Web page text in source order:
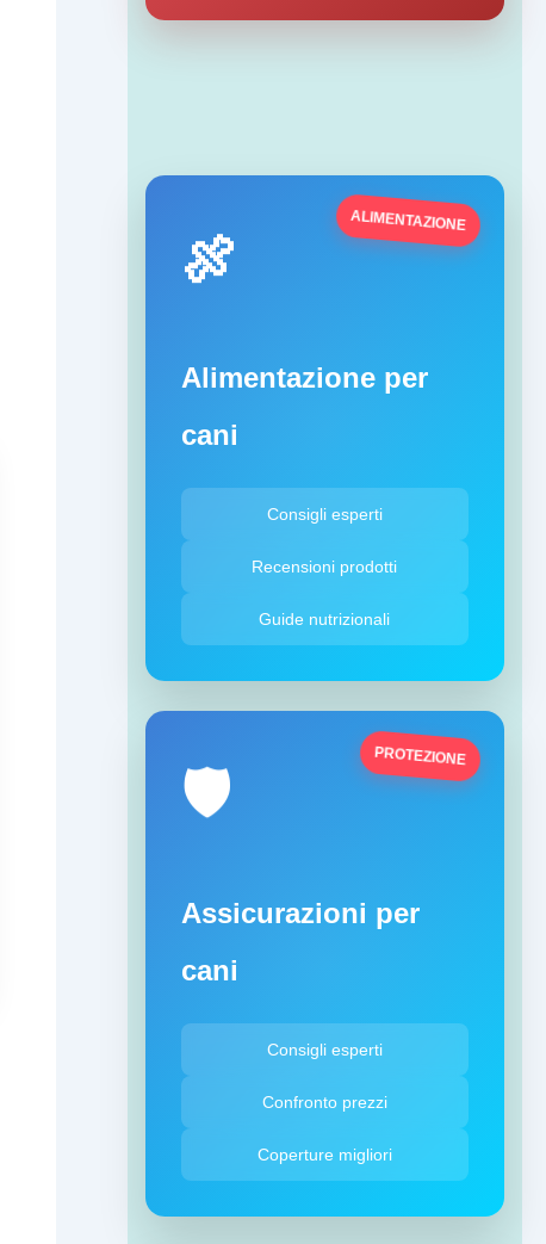
ALIMENTAZIONE
🍖
Alimentazione per
cani
Consigli esperti
Recensioni prodotti
Guide nutrizionali
PROTEZIONE
🛡️
Assicurazioni per
cani
Consigli esperti
Confronto prezzi
Coperture migliori